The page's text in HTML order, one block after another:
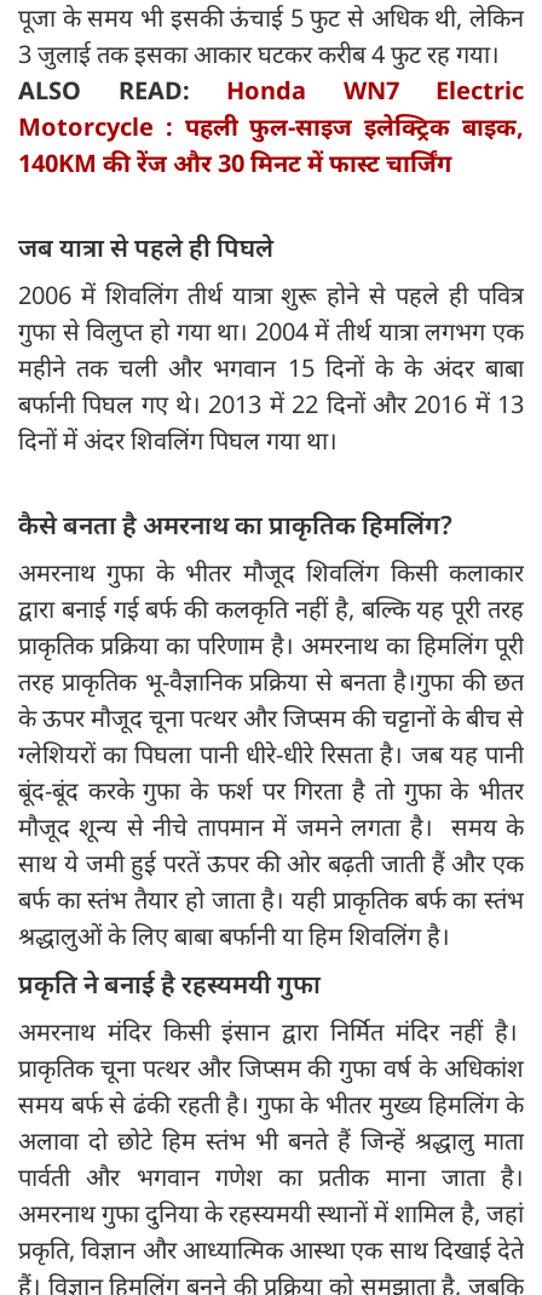
पूजा के समय भी इसकी ऊंचाई 5 फुट से अधिक थी, लेकिन
3 जुलाई तक इसका आकार घटकर करीब 4 फुट रह गया।
ALSO READ: Honda WN7 Electric
Motorcycle : पहली फुल-साइज इलेक्ट्रिक बाइक,
140KM की रेंज और 30 मिनट में फास्ट चार्जिंग
जब यात्रा से पहले ही पिघले
2006 में शिवलिंग तीर्थ यात्रा शुरू होने से पहले ही पवित्र
गुफा से विलुप्त हो गया था। 2004 में तीर्थ यात्रा लगभग एक
महीने तक चली और भगवान 15 दिनों के के अंदर बाबा
बर्फानी पिघल गए थे। 2013 में 22 दिनों और 2016 में 13
दिनों में अंदर शिवलिंग पिघल गया था।
कैसे बनता है अमरनाथ का प्राकृतिक हिमलिंग?
अमरनाथ गुफा के भीतर मौजूद शिवलिंग किसी कलाकार
द्वारा बनाई गई बर्फ की कलकृति नहीं है, बल्कि यह पूरी तरह
प्राकृतिक प्रक्रिया का परिणाम है। अमरनाथ का हिमलिंग पूरी
तरह प्राकृतिक भू-वैज्ञानिक प्रक्रिया से बनता है।गुफा की छत
के ऊपर मौजूद चूना पत्थर और जिप्सम की चट्टानों के बीच से
ग्लेशियरों का पिघला पानी धीरे-धीरे रिसता है। जब यह पानी
बूंद-बूंद करके गुफा के फर्श पर गिरता है तो गुफा के भीतर
मौजूद शून्य से नीचे तापमान में जमने लगता है। समय के
साथ ये जमी हुई परतें ऊपर की ओर बढ़ती जाती हैं और एक
बर्फ का स्तंभ तैयार हो जाता है। यही प्राकृतिक बर्फ का स्तंभ
श्रद्धालुओं के लिए बाबा बर्फानी या हिम शिवलिंग है।
प्रकृति ने बनाई है रहस्यमयी गुफा
अमरनाथ मंदिर किसी इंसान द्वारा निर्मित मंदिर नहीं है।
प्राकृतिक चूना पत्थर और जिप्सम की गुफा वर्ष के अधिकांश
समय बर्फ से ढंकी रहती है। गुफा के भीतर मुख्य हिमलिंग के
अलावा दो छोटे हिम स्तंभ भी बनते हैं जिन्हें श्रद्धालु माता
पार्वती और भगवान गणेश का प्रतीक माना जाता है।
अमरनाथ गुफा दुनिया के रहस्यमयी स्थानों में शामिल है, जहां
प्रकृति, विज्ञान और आध्यात्मिक आस्था एक साथ दिखाई देते
हैं। विज्ञान हिमलिंग बनने की प्रक्रिया को समझाता है, जबकि